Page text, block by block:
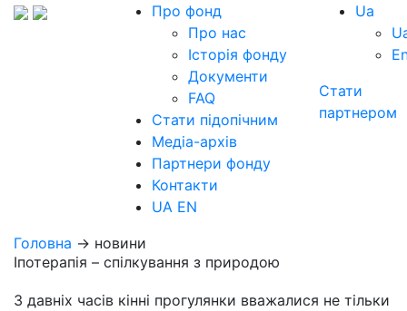
Про фонд
Про нас
Історія фонду
Документи
FAQ
Стати підопічним
Медіа-архів
Партнери фонду
Контакти
UA EN
Ua
Стати
партнером
Головна → новини
Іпотерапія – спілкування з природою
З давніх часів кінні прогулянки вважалися не тільки